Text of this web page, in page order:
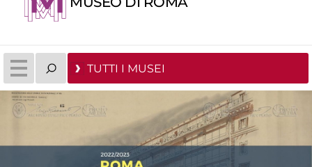
TUTTI I MUSEI